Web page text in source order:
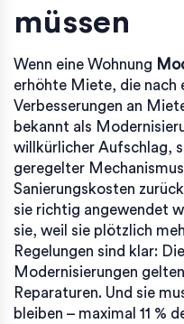
müssen
Wenn eine Wohnung
erhöhte Miete, die nach
Verbesserungen an
bekannt als
willkürlicher Aufschlag,
geregelter
Sanierungskosten
sie richtig angewendet
sie, weil sie plötzlich
Regelungen sind klar:
Modernisierungen
Reparaturen. Und sie
bleiben – maximal 11 %